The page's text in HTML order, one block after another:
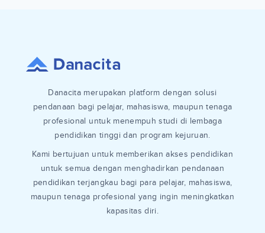
Danacita merupakan platform dengan solusi
pendanaan bagi pelajar, mahasiswa, maupun tenaga
profesional untuk menempuh studi di lembaga
pendidikan tinggi dan program kejuruan.
Kami bertujuan untuk memberikan akses pendidikan
untuk semua dengan menghadirkan pendanaan
pendidikan terjangkau bagi para pelajar, mahasiswa,
maupun tenaga profesional yang ingin meningkatkan
kapasitas diri.